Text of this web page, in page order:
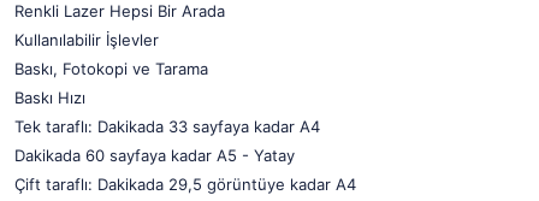
Renkli Lazer Hepsi Bir Arada
Kullanılabilir İşlevler
Baskı, Fotokopi ve Tarama
Baskı Hızı
Tek taraflı: Dakikada 33 sayfaya kadar A4
Dakikada 60 sayfaya kadar A5 - Yatay
Çift taraflı: Dakikada 29,5 görüntüye kadar A4